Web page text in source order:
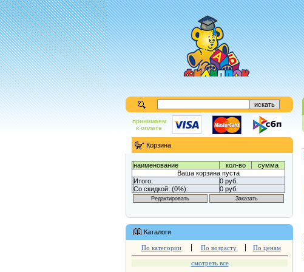
принимаем
к оплате
Корзина
наименование кол-во
сумма
Ваша корзина пуста
Итого:
0 руб.
Со скидкой: (0%):
0 руб.
Каталоги
По категории По возрасту По ценам
смотреть все